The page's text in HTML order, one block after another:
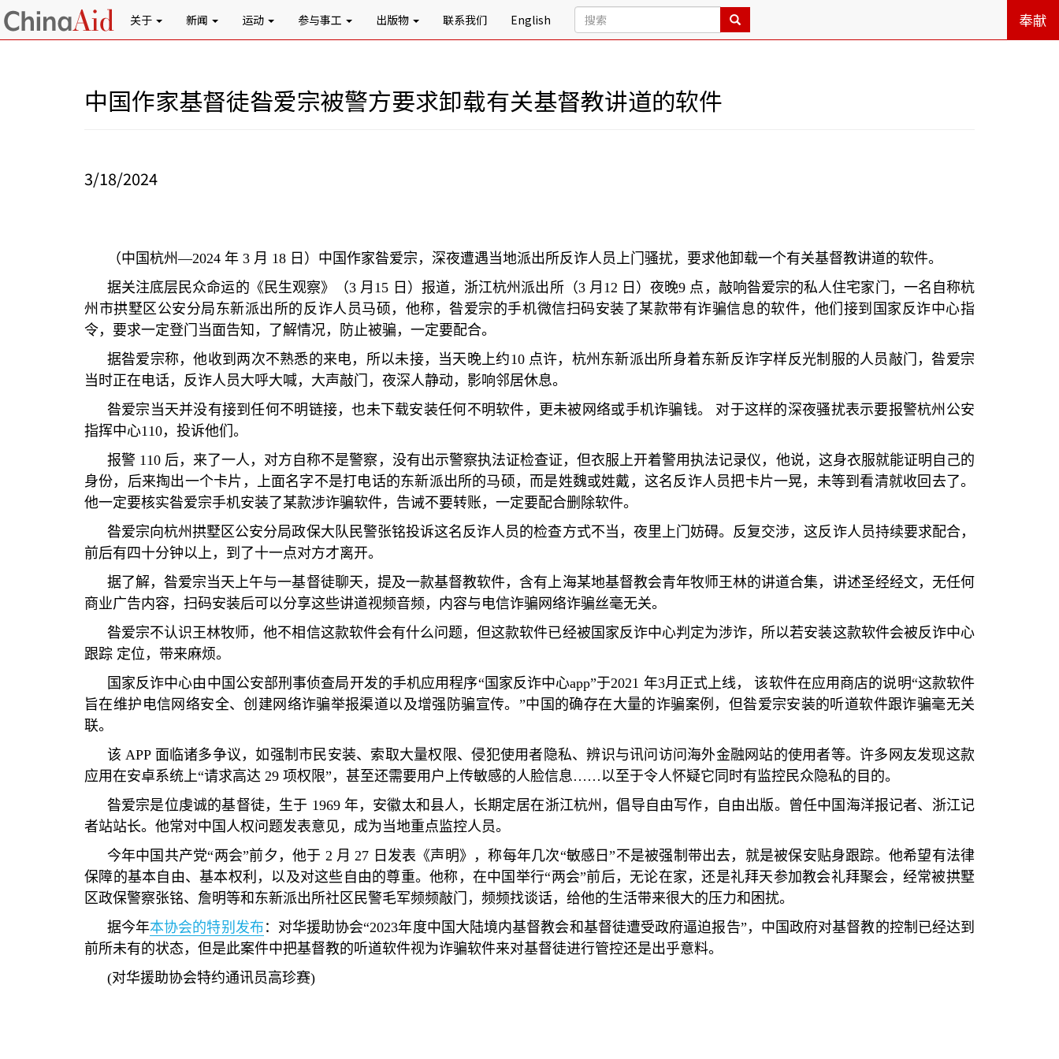
关于 新闻 运动 参与事工 出版物 联系我们 English 奉献
中国作家基督徒昝爱宗被警方要求卸载有关基督教讲道的软件
3/18/2024
（中国杭州—2024 年3 月 18 日）中国作家昝爱宗，深夜遭遇当地派出所反诈人员上门骚扰，要求他卸载一个有关基督教讲道的软件。
据关注底层民众命运的《民生观察》（3 月 15 日）报道，浙江杭州派出所（3 月 12 日）夜晚9 点，敲响昝爱宗的私人住宅家门，一名自称杭
州市拱墅区公安分局东新派出所的反诈人员马硕，他称，昝爱宗的手机微信扫码安装了某款带有诈骗信息的软件，他们接到国家反诈中心指
令，要求一定登门当面告知，了解情况，防止被骗，一定要配合。
据昝爱宗称，他收到两次不熟悉的来电，所以未接，当天晚上约10 点许，杭州东新派出所身着东新反诈字样反光制服的人员敲门，昝爱宗
当时正在电话，反诈人员大呼大喊，大声敲门，夜深人静动，影响邻居休息。
昝爱宗当天并没有接到任何不明链接，也未下载安装任何不明软件，更未被网络或手机诈骗钱。 对于这样的深夜骚扰表示要报警杭州公安
指挥中心110，投诉他们。
报警 110 后，来了一人，对方自称不是警察，没有出示警察执法证检查证，但衣服上开着警用执法记录仪，他说，这身衣服就能证明自己的
身份，后来掏出一个卡片，上面名字不是打电话的东新派出所的马硕，而是姓魏或姓戴，这名反诈人员把卡片一晃，未等到看清就收回去了。
他一定要核实昝爱宗手机安装了某款涉诈骗软件，告诫不要转账，一定要配合删除软件。
昝爱宗向杭州拱墅区公安分局政保大队民警张铭投诉这名反诈人员的检查方式不当，夜里上门妨碍。反复交涉，这反诈人员持续要求配合，
前后有四十分钟以上，到了十一点对方才离开。
据了解，昝爱宗当天上午与一基督徒聊天，提及一款基督教软件，含有上海某地基督教会青年牧师王林的讲道合集，讲述圣经经文，无任何
商业广告内容，扫码安装后可以分享这些讲道视频音频，内容与电信诈骗网络诈骗丝毫无关。
昝爱宗不认识王林牧师，他不相信这款软件会有什么问题，但这款软件已经被国家反诈中心判定为涉诈，所以若安装这款软件会被反诈中心
跟踪 定位，带来麻烦。
国家反诈中心由中国公安部刑事侦查局开发的手机应用程序“国家反诈中心app”于2021 年3月正式上线， 该软件在应用商店的说明“这款软件
旨在维护电信网络安全、创建网络诈骗举报渠道以及增强防骗宣传。 ”中国的确存在大量的诈骗案例，但昝爱宗安装的听道软件跟诈骗毫无关
联。
该 APP 面临诸多争议，如强制市民安装、索取大量权限、侵犯使用者隐私、辨识与讯问访问海外金融网站的使用者等。许多网友发现这款
应用在安卓系统上“请求高达 29 项权限” ，甚至还需要用户上传敏感的人脸信息…… 以至于令人怀疑它同时有监控民众隐私的目的。
昝爱宗是位虔诚的基督徒，生于 1969 年，安徽太和县人，长期定居在浙江杭州，倡导自由写作，自由出版。曾任中国海洋报记者、浙江记
者站站长。他常对中国人权问题发表意见，成为当地重点监控人员。
今年中国共产党“两会”前夕，他于 2 月 27 日发表《声明》，称每年几次“敏感日”不是被强制带出去，就是被保安贴身跟踪。他希望有法律
保障的基本自由、基本权利，以及对这些自由的尊重。他称，在中国举行“两会”前后，无论在家，还是礼拜天参加教会礼拜聚会，经常被拱墅
区政保警察张铭、詹明等和东新派出所社区民警毛军频频敲门，频频找谈话，给他的生活带来很大的压力和困扰。
据今年本协会的特别发布 ：对华援助协会“2023年度中国大陆境内基督教会和基督徒遭受政府逼迫报告” ，中国政府对基督教的控制已经达到
前所未有的状态，但是此案件中把基督教的听道软件视为诈骗软件来对基督徒进行管控还是出乎意料。
(对华援助协会特约通讯员高珍赛)